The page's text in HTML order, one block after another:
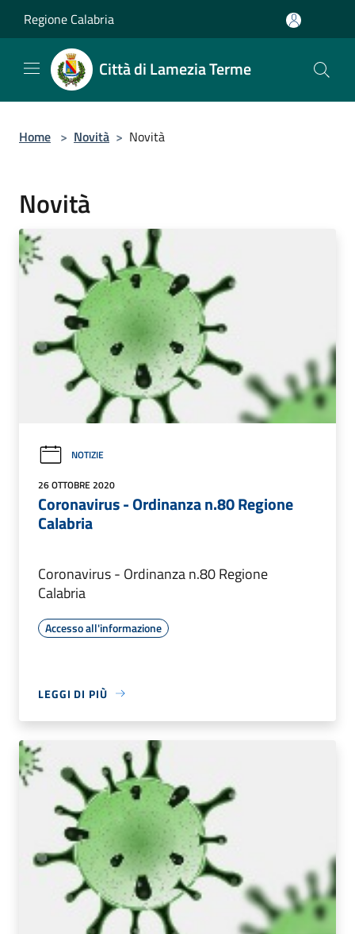
Regione Calabria
Città di Lamezia Terme
Home > Novità > Novità
Novità
NOTIZIE
26 OTTOBRE 2020
Coronavirus - Ordinanza n.80 Regione
Calabria
Coronavirus - Ordinanza n.80 Regione
Calabria
Accesso all'informazione
LEGGI DI PIÙ